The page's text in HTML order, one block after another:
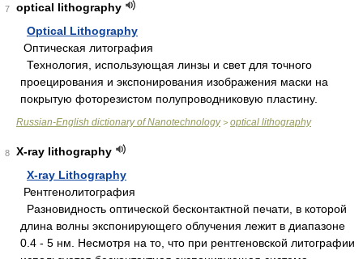
7
optical lithography
Optical Lithography
Оптическая литография
Технология, использующая линзы и свет для точного
проецирования и экспонирования изображения маски на
покрытую фоторезистом полупроводниковую пластину.
Russian-English dictionary of Nanotechnology> optical lithography
8
X-ray lithography
X-ray Lithography
Рентгенолитография
Разновидность оптической бесконтактной печати, в которой
длина волны экспонирующего облучения лежит в диапазоне
0.4 - 5 нм. Несмотря на то, что при рентгеновской литографии